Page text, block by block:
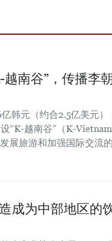
越南谷”，传播李
韩元（约合2.5亿美元
设“K-越南谷”（K-
展旅游和加强国际交流的
成为中部地区的